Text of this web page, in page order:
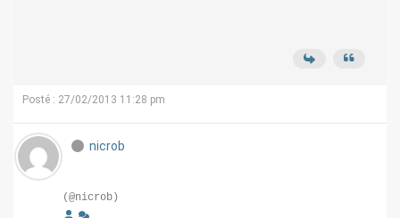
Posté : 27/02/2013 11:28 pm
nicrob
(@nicrob)